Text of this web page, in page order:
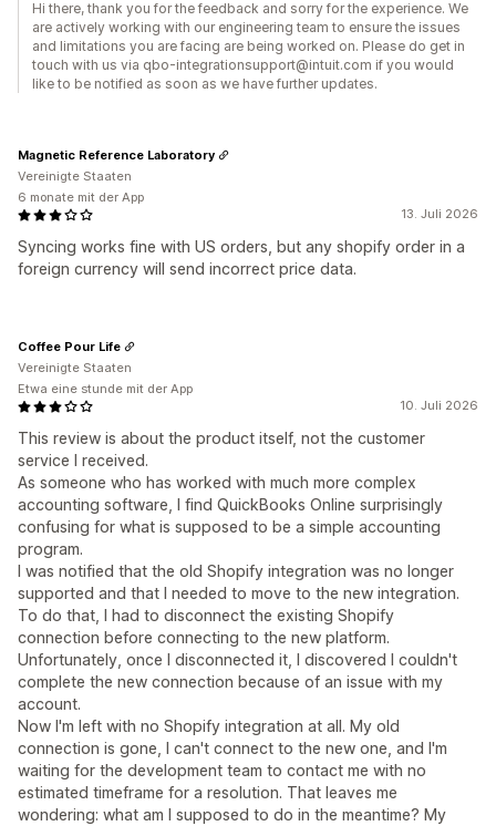
Hi there, thank you for the feedback and sorry for the experience. We
are actively working with our engineering team to ensure the issues
and limitations you are facing are being worked on. Please do get in
touch with us via qbo-integrationsupport@intuit.com if you would
like to be notified as soon as we have further updates.
13. Juli 2026
Syncing works fine with US orders, but any shopify order in a
foreign currency will send incorrect price data.
Magnetic Reference Laboratory
Vereinigte Staaten
6 monate mit der App
10. Juli 2026
This review is about the product itself, not the customer
service I received.
As someone who has worked with much more complex
accounting software, I find QuickBooks Online surprisingly
confusing for what is supposed to be a simple accounting
program.
I was notified that the old Shopify integration was no longer
supported and that I needed to move to the new integration.
To do that, I had to disconnect the existing Shopify
connection before connecting to the new platform.
Unfortunately, once I disconnected it, I discovered I couldn't
complete the new connection because of an issue with my
account.
Now I'm left with no Shopify integration at all. My old
connection is gone, I can't connect to the new one, and I'm
waiting for the development team to contact me with no
estimated timeframe for a resolution. That leaves me
wondering: what am I supposed to do in the meantime? My
Coffee Pour Life
Vereinigte Staaten
Etwa eine stunde mit der App